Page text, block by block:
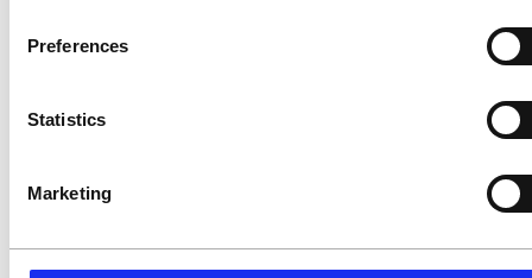
Preferences
Statistics
Marketing
„Ohne Transparenz und fundierte
optimal gestalten“
Energiemanager
Kostenreduktion durch strukturierte Beschaffung